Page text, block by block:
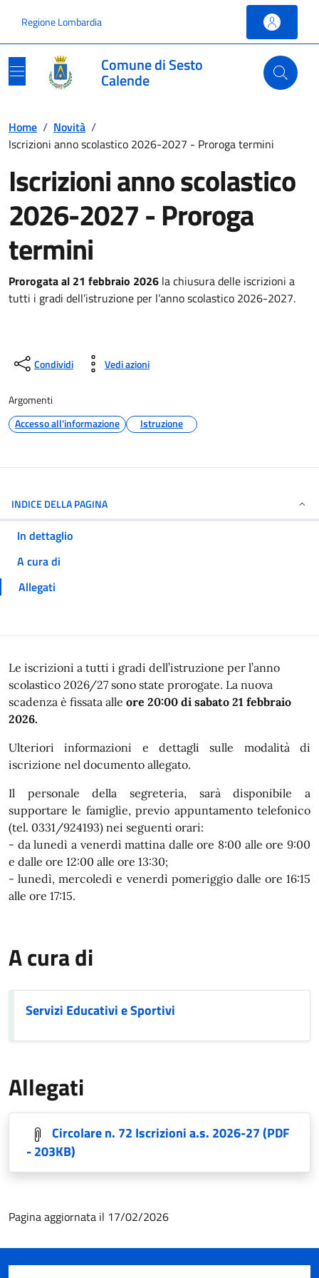
Regione Lombardia
Comune di Sesto
Calende
Home / Novità /
Iscrizioni anno scolastico 2026-2027 - Proroga termini
Iscrizioni anno scolastico
2026-2027 - Proroga
termini
Prorogata al 21 febbraio 2026 la chiusura delle iscrizioni a
tutti i gradi dell’istruzione per l’anno scolastico 2026-2027.
Condividi Vedi azioni
Argomenti
Accesso all'informazione
Istruzione
INDICE DELLA PAGINA
In dettaglio
A cura di
Allegati
In dettaglio
Le iscrizioni a tutti i gradi dell’istruzione per l’anno
scolastico 2026/27 sono state prorogate. La nuova
scadenza è fissata alle ore 20:00 di sabato 21 febbraio
2026.
Ulteriori informazioni e dettagli sulle modalità di
iscrizione nel documento allegato.
Il personale della segreteria, sarà disponibile a
supportare le famiglie, previo appuntamento telefonico
(tel. 0331/924193) nei seguenti orari:
- da lunedì a venerdì mattina dalle ore 8:00 alle ore 9:00
e dalle ore 12:00 alle ore 13:30;
- lunedì, mercoledì e venerdì pomeriggio dalle ore 16:15
alle ore 17:15.
A cura di
Servizi Educativi e Sportivi
Allegati
Circolare n. 72 Iscrizioni a.s. 2026-27(PDF
- 203KB)
Pagina aggiornata il 17/02/2026